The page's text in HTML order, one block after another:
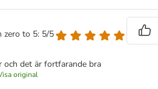
zero to 5: 5/5
det är fortfarande bra
original